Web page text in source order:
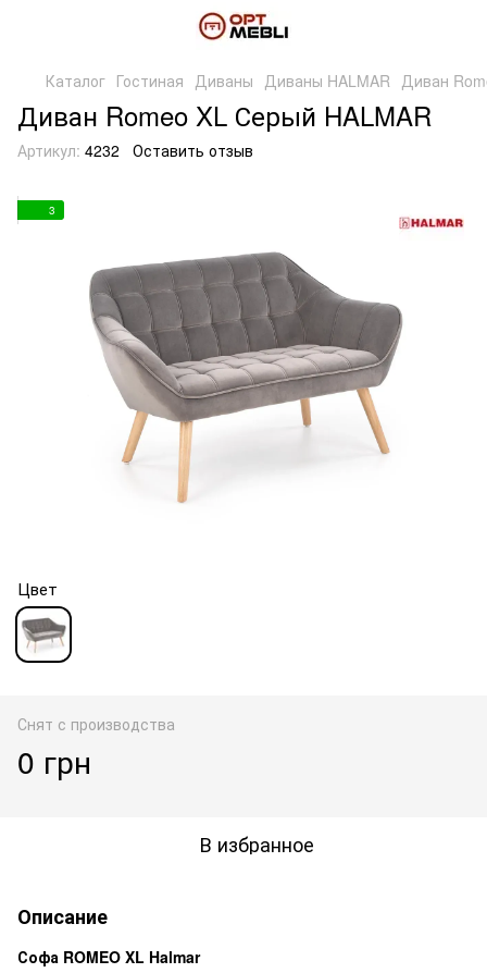
Каталог Гостиная Диваны Диваны HALMAR Диван
Диван Romeo XL Серый HALMAR
Артикул: 4232 Оставить отзыв
3
Цвет
Снят с производства
0 грн
В избранное
Описание
Софа ROMEO XL Halmar